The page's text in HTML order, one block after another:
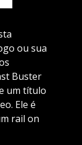
ou sua
Buster
um título
Ele é
rail on